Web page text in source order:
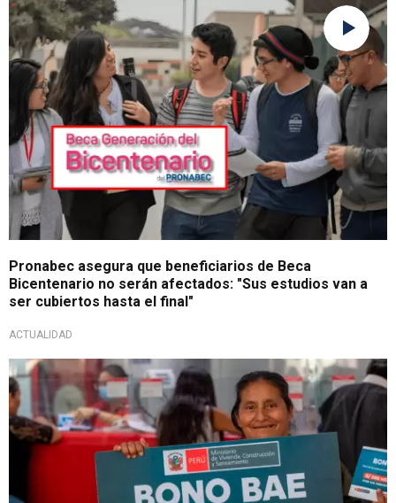
Pronabec asegura que beneficiarios de Beca
Bicentenario no serán afectados: "Sus estudios van a
ser cubiertos hasta el final"
ACTUALIDAD
Apoyo del Estado